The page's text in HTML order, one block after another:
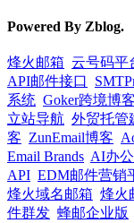
Powered By Zblog.
烽火邮箱 云号码平
API邮件接口
系统 Goker跨境博客
立站导航 外贸托管
客 ZunEmail博客
Email Brands AI办
API EDM邮件营销
烽火域名邮箱 烽火
件群发 蜂邮企业版